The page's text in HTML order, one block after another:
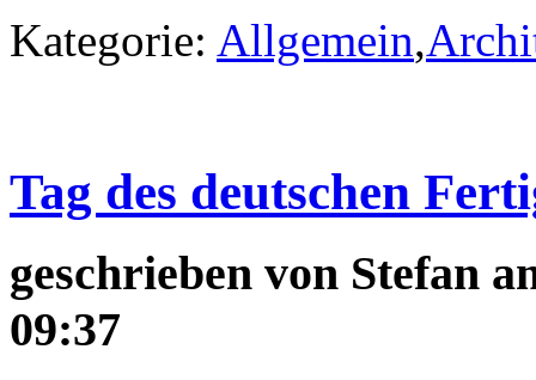
Kategorie: Allgemein,
Tag des deutschen
geschrieben von Stefan
09:37